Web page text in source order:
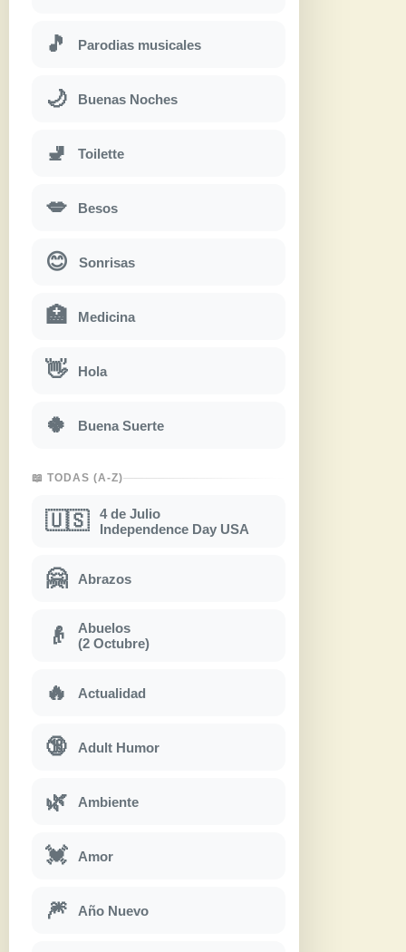
🎵 Parodias musicales
🌙 Buenas Noches
🚽 Toilette
💋 Besos
😊 Sonrisas
🏥 Medicina
👋 Hola
🍀 Buena Suerte
📖 TODAS (A-Z)
🇺🇸
4 de Julio
Independence Day USA
🤗 Abrazos
👴
Abuelos
(2 Octubre)
🔥 Actualidad
🔞 Adult Humor
🌿 Ambiente
💓 Amor
🎆 Año Nuevo